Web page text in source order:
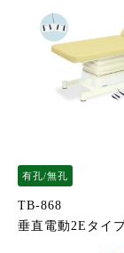
有孔/無孔
TB-868
垂直電動2Eタイ